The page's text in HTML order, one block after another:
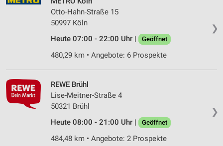
❯
Otto-Hahn-Straße 15
50997 Köln
Heute 07:00 - 22:00 Uhr |
Geöffnet
480,29 km • Angebote: 6 Prospekte
❯
REWE Brühl
Lise-Meitner-Straße 4
50321 Brühl
Heute 08:00 - 21:00 Uhr |
Geöffnet
484,48 km • Angebote: 2 Prospekte